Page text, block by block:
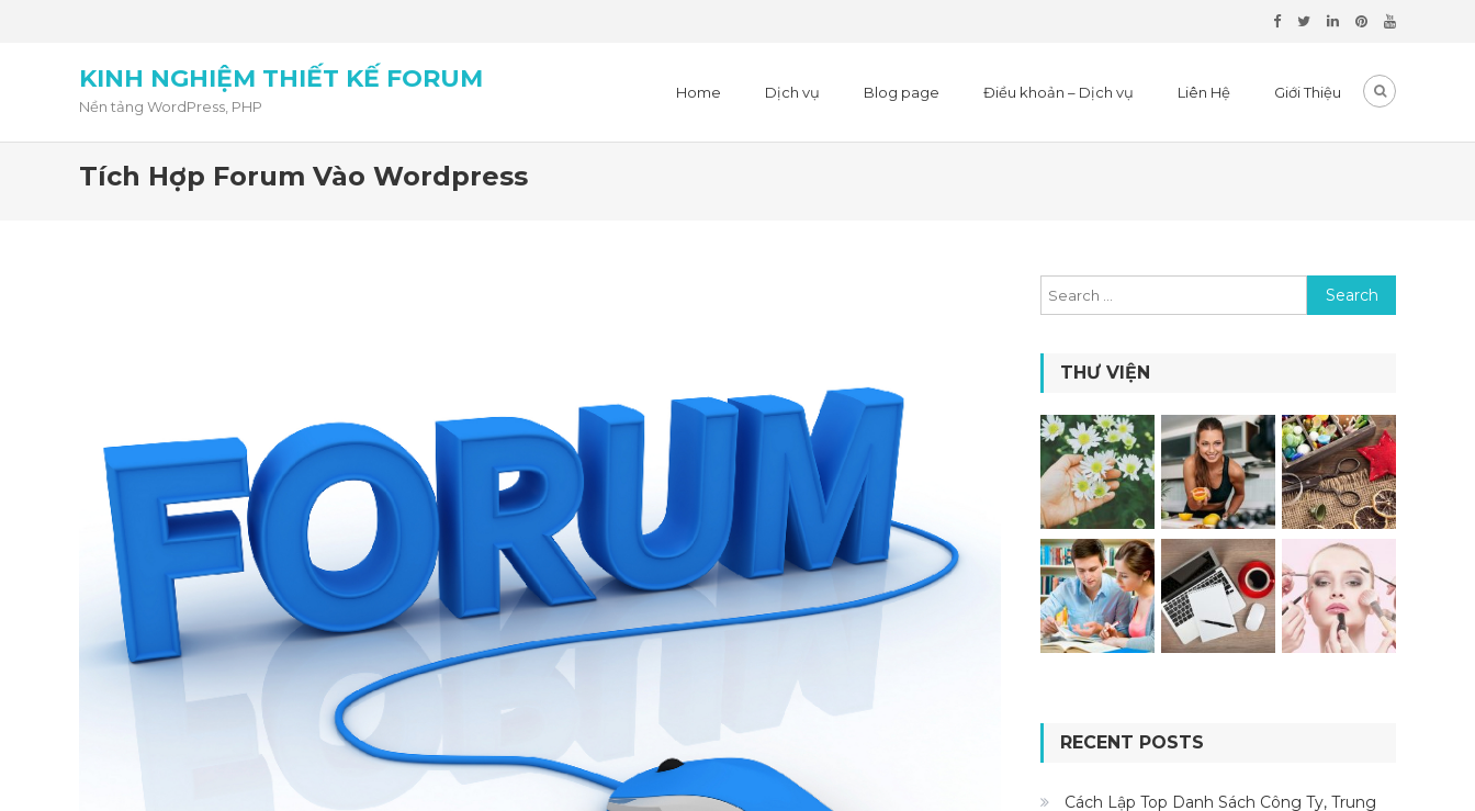
KINH NGHIỆM THIẾT KẾ FORUM
Nền tảng WordPress, PHP
Home Dịch vụ Blog page Điều khoản – Dịch vụ Liên Hệ Giới Thiệu
Tích Hợp Forum Vào Wordpress
Search for:
THƯ VIỆN
RECENT POSTS
Cách Lập Top Danh Sách Công Ty, Trung